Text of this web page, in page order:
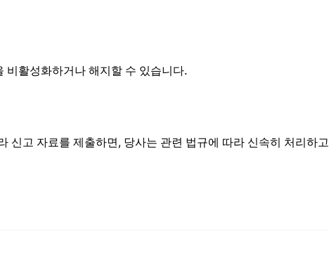
비활성화하거나 해지할 수 있습니다.
신고 자료를 제출하면, 당사는 관련 법규에 따라 신속히 처리하고